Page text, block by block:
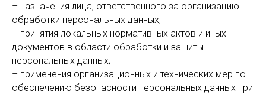
– назначения лица, ответственного за организацию
обработки персональных данных;
– принятия локальных нормативных актов и иных
документов в области обработки и защиты
персональных данных;
– применения организационных и технических мер по
обеспечению безопасности персональных данных при